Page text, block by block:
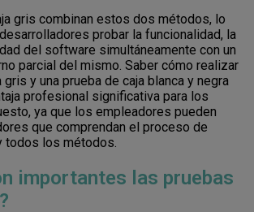
gris combinan estos dos métodos, lo
probar la funcionalidad, la
del software simultáneamente con un
parcial del mismo. Saber cómo realizar
gris y una prueba de caja blanca y negra
profesional significativa para los
ya que los empleadores pueden
que comprendan el proceso de
todos los métodos.
importantes las pruebas